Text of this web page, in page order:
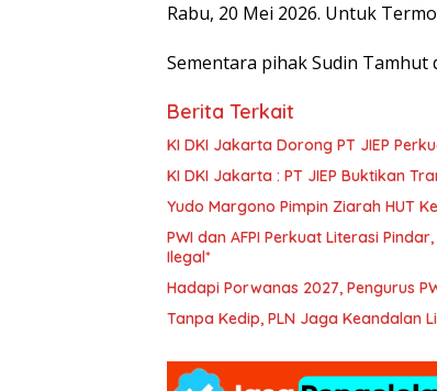
Rabu, 20 Mei 2026. Untuk
Sementara pihak Sudin
Berita Terkait
KI DKI Jakarta Dorong PT JIEP
KI DKI Jakarta : PT JIEP Buktikan
Yudo Margono Pimpin Ziarah HUT
PWI dan AFPI Perkuat Literasi
Ilegal*
Hadapi Porwanas 2027, Pengurus
Tanpa Kedip, PLN Jaga Keandalan